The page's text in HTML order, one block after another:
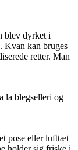
blev dyrket i
Kvan kan bruges
retter. Man
la blegselleri og
pose eller lufttæt